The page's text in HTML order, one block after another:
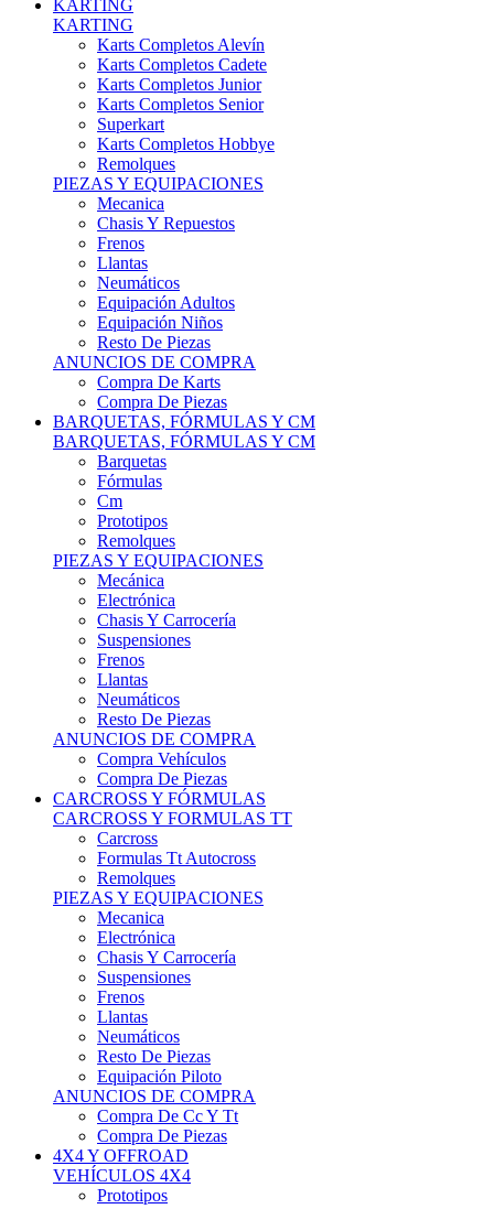
Equipación Niños
Resto De Piezas
ANUNCIOS DE COMPRA
Compra De Karts
Compra De Piezas
BARQUETAS, FÓRMULAS Y CM
BARQUETAS, FÓRMULAS Y CM
Barquetas
Fórmulas
Cm
Prototipos
Remolques
PIEZAS Y EQUIPACIONES
Mecánica
Electrónica
Chasis Y Carrocería
Suspensiones
Frenos
Llantas
Neumáticos
Resto De Piezas
ANUNCIOS DE COMPRA
Compra Vehículos
Compra De Piezas
CARCROSS Y FÓRMULAS
CARCROSS Y FORMULAS TT
Carcross
Formulas Tt Autocross
Remolques
PIEZAS Y EQUIPACIONES
Mecanica
Electrónica
Chasis Y Carrocería
Suspensiones
Frenos
Llantas
Neumáticos
Resto De Piezas
Equipación Piloto
ANUNCIOS DE COMPRA
Compra De Cc Y Tt
Compra De Piezas
4X4 Y OFFROAD
VEHÍCULOS 4X4
Prototipos
Venta De Side By Side
Quads Y Buggys
4x4 De Calle
PIEZAS PARA 4X4
Mecánica
Carrocería
Suspensiones
Llantas
Neumáticos
ANUNCIOS DE COMPRA
Compra De 4x4
Compra De Piezas
MOTOS
MOTOS
Motos De Circuito